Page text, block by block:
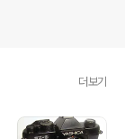
더보기